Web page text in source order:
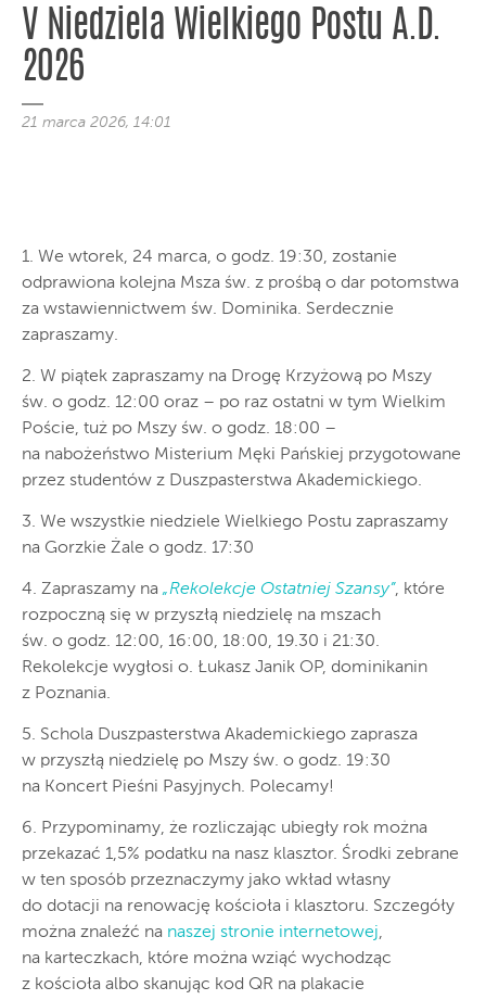
V Niedziela Wielkiego Postu A.D.
2026
21 marca 2026, 14:01
1. We wtorek, 24 marca, o godz. 19:30, zostanie
odprawiona kolejna Msza św. z prośbą o dar potomstwa
za wstawiennictwem św. Dominika. Serdecznie
zapraszamy.
2. W piątek zapraszamy na Drogę Krzyżową po Mszy
św. o godz. 12:00 oraz – po raz ostatni w tym Wielkim
Poście, tuż po Mszy św. o godz. 18:00 –
na nabożeństwo Misterium Męki Pańskiej przygotowane
przez studentów z Duszpasterstwa Akademickiego.
3. We wszystkie niedziele Wielkiego Postu zapraszamy
na Gorzkie Żale o godz. 17:30
4. Zapraszamy na „Rekolekcje Ostatniej Szansy”, które
rozpoczną się w przyszłą niedzielę na mszach
św. o godz. 12:00, 16:00, 18:00, 19.30 i 21:30.
Rekolekcje wygłosi o. Łukasz Janik OP, dominikanin
z Poznania.
5. Schola Duszpasterstwa Akademickiego zaprasza
w przyszłą niedzielę po Mszy św. o godz. 19:30
na Koncert Pieśni Pasyjnych. Polecamy!
6. Przypominamy, że rozliczając ubiegły rok można
przekazać 1,5% podatku na nasz klasztor. Środki zebrane
w ten sposób przeznaczymy jako wkład własny
do dotacji na renowację kościoła i klasztoru. Szczegóły
można znaleźć na naszej stronie internetowej,
na karteczkach, które można wziąć wychodząc
z kościoła albo skanując kod QR na plakacie